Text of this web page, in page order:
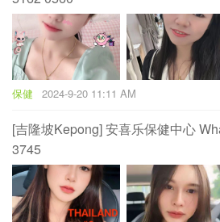
保健 2024-9-20 11:11 AM
[吉隆坡Kepong] 安喜乐保健中心
3745